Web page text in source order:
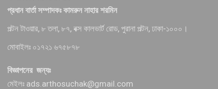
প্রধান বার্তা সম্পাদকঃ কামরুন নাহার শরমিন
পল্টন টাওয়ার, ৮ তলা, ৮৭, বক্স কালভার্ট রোড, পুরানা পল্টন, ঢাকা-১০০০।
মোবাইলঃ ০১৭২১ ৬৭৫৮৭৮
বিজ্ঞাপনের জন্যঃ
মেইলঃ ads.arthosuchak@gmail.com